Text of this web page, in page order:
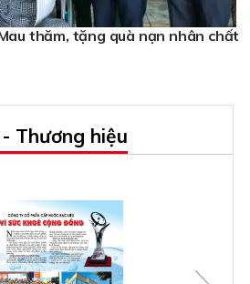
thăm, tặng quà nạn nhân chất
Thương hiệu